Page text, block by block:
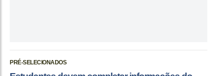
PRÉ-SELECIONADOS